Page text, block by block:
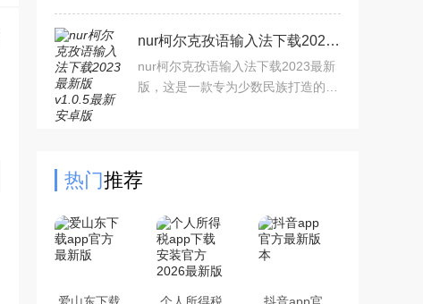
入提示和更快的打字通信，以及对语
句错误和拼写的智能识别。
nur柯尔克孜语输入法下载2023最新版v1.0.5最新安卓版
nur柯尔克孜语输入法下载2023最新
版，这是一款专为少数民族打造的输
热门推荐